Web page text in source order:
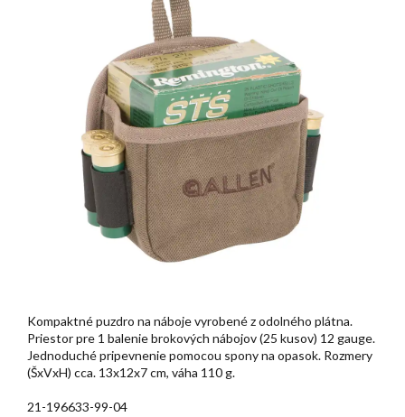
Kompaktné puzdro na náboje vyrobené z odolného plátna.
Priestor pre 1 balenie brokových nábojov (25 kusov) 12 gauge.
Jednoduché pripevnenie pomocou spony na opasok. Rozmery
(ŠxVxH) cca. 13x12x7 cm, váha 110 g.
21-196633-99-04